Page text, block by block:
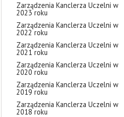
Zarządzenia Kanclerza Uczelni w
2023 roku
Zarządzenia Kanclerza Uczelni w
2022 roku
Zarządzenia Kanclerza Uczelni w
2021 roku
Zarządzenia Kanclerza Uczelni w
2020 roku
Zarządzenia Kanclerza Uczelni w
2019 roku
Zarządzenia Kanclerza Uczelni w
2018 roku